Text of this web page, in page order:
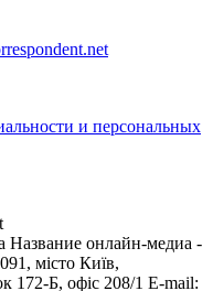
и персональных
Название онлайн-медиа -
місто Київ,
Б, офіс 208/1 E-mail: